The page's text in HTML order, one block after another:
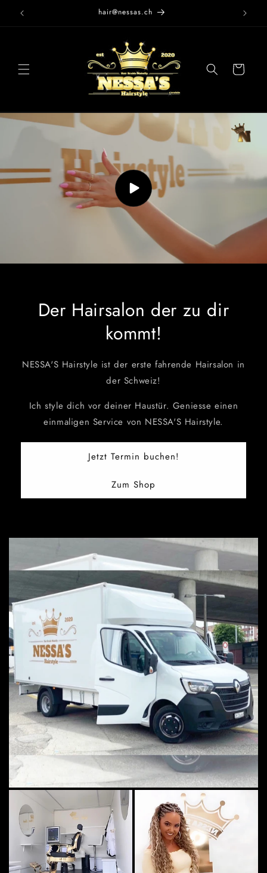
zum
hair@nessas.ch
Warenkorb
Der Hairsalon der zu dir
kommt!
NESSA'S Hairstyle ist der erste fahrende Hairsalon in
der Schweiz!
Ich style dich vor deiner Haustür. Geniesse einen
einmaligen Service von NESSA'S Hairstyle.
Jetzt Termin buchen!
Zum Shop